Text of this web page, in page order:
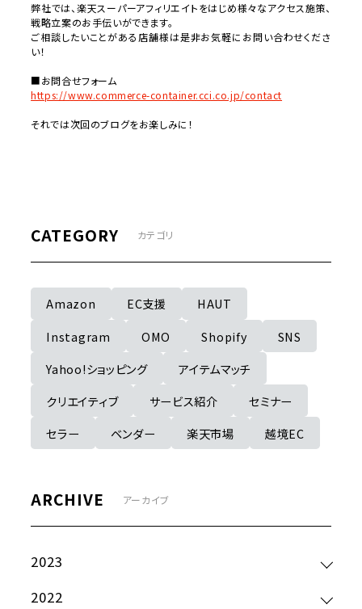
弊社では、楽天スーパーアフィリエイトをはじめ様々なアクセス施策、
戦略立案のお手伝いができます。
ご相談したいことがある店舗様は是非お気軽にお問い合わせくださ
い！
■お問合せフォーム
https://www.commerce-container.cci.co.jp/contact
それでは次回のブログをお楽しみに！
CATEGORY カテゴリ
Amazon EC支援
HAUT
Instagram
OMO Shopify
SNS
Yahoo!ショッピング
アイテムマッチ
クリエイティブ
サービス紹介
セミナー
セラー
ベンダー 楽天市場 越境EC
ARCHIVE アーカイブ
2023
2022